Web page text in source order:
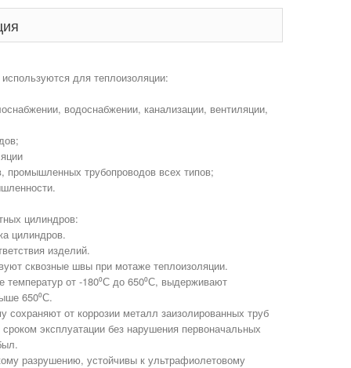
для теплоизоляции:
водоснабжении, канализации, вентиляции,
трубопроводов всех типов;
цилиндров:
цилиндров.
изделий.
сквозные швы при мотаже теплоизоляции.
температур от -180⁰С до 650⁰С, выдерживают
650⁰С.
сохраняют от коррозии металл заизолированных труб
эксплуатации без нарушения первоначальных
разрушению, устойчивы к ультрафиолетовому